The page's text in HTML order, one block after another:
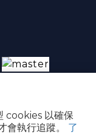
cookies 以確保
會執行追蹤。 了
號5樓